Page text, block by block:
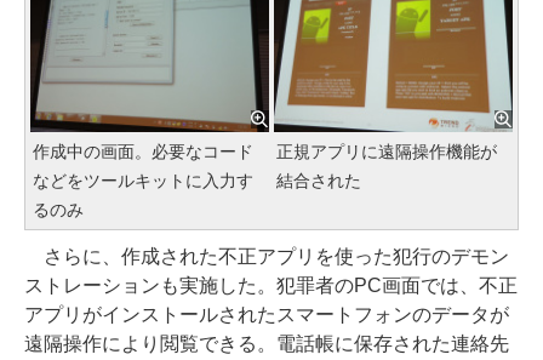
作成中の画面。必要なコード
などをツールキットに入力す
るのみ
正規アプリに遠隔操作機能が
結合された
さらに、作成された不正アプリを使った犯行のデモン
ストレーションも実施した。犯罪者のPC画面では、不正
アプリがインストールされたスマートフォンのデータが
遠隔操作により閲覧できる。電話帳に保存された連絡先